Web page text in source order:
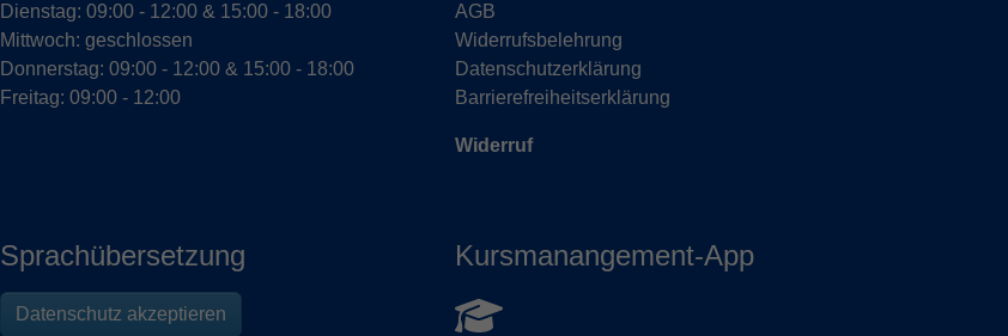
Dienstag: 09:00 - 12:00 & 15:00 - 18:00
Mittwoch: geschlossen
Donnerstag: 09:00 - 12:00 & 15:00 - 18:00
Freitag: 09:00 - 12:00
AGB
Widerrufsbelehrung
Datenschutzerklärung
Barrierefreiheitserklärung
Widerruf
Sprachübersetzung
Datenschutz akzeptieren
Kursmanangement-App